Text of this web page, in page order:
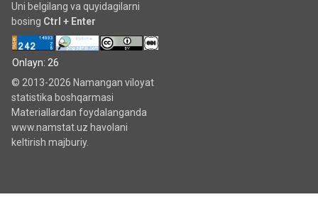
Uni belgilang va quyidagilarni
bosing Ctrl + Enter
Onlayn: 26
© 2013-2026 Namangan viloyat
statistika boshqarmasi
Materiallardan foydalanganda
www.namstat.uz havolani
keltirish majburiy.